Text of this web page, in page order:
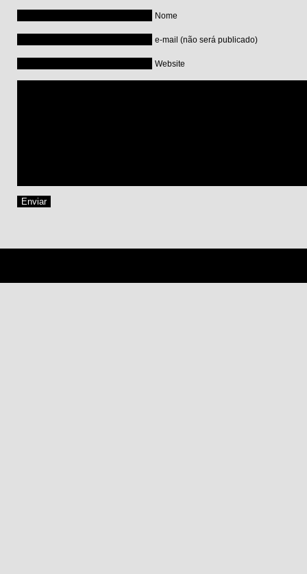
Nome
e-mail (não será publicado)
Website